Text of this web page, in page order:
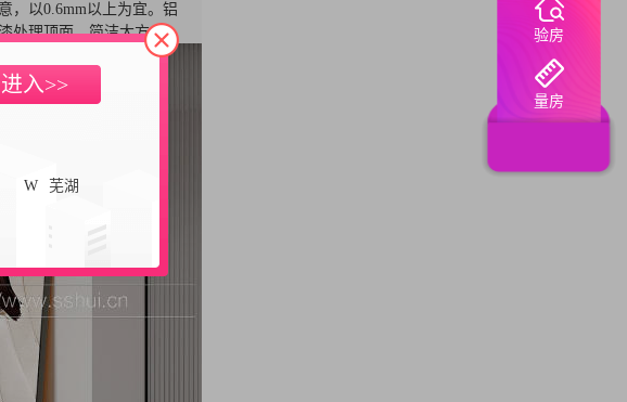
，以0.6mm以上为宜。铝
处理顶面，简洁大方。
入>>
W 芜湖
验房
量房